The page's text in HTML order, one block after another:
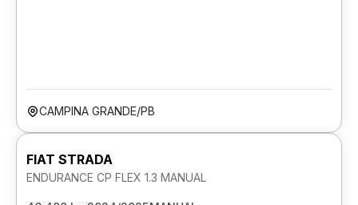
CAMPINA GRANDE/PB
FIAT STRADA
ENDURANCE CP FLEX 1.3 MANUAL